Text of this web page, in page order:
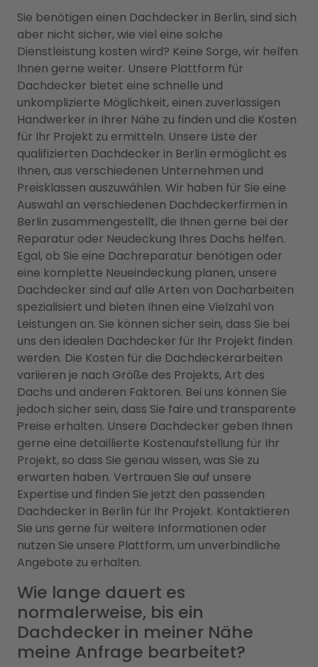
Sie benötigen einen Dachdecker in Berlin, sind sich
aber nicht sicher, wie viel eine solche
Dienstleistung kosten wird? Keine Sorge, wir helfen
Ihnen gerne weiter. Unsere Plattform für
Dachdecker bietet eine schnelle und
unkomplizierte Möglichkeit, einen zuverlässigen
Handwerker in Ihrer Nähe zu finden und die Kosten
für Ihr Projekt zu ermitteln. Unsere Liste der
qualifizierten Dachdecker in Berlin ermöglicht es
Ihnen, aus verschiedenen Unternehmen und
Preisklassen auszuwählen. Wir haben für Sie eine
Auswahl an verschiedenen Dachdeckerfirmen in
Berlin zusammengestellt, die Ihnen gerne bei der
Reparatur oder Neudeckung Ihres Dachs helfen.
Egal, ob Sie eine Dachreparatur benötigen oder
eine komplette Neueindeckung planen, unsere
Dachdecker sind auf alle Arten von Dacharbeiten
spezialisiert und bieten Ihnen eine Vielzahl von
Leistungen an. Sie können sicher sein, dass Sie bei
uns den idealen Dachdecker für Ihr Projekt finden
werden. Die Kosten für die Dachdeckerarbeiten
variieren je nach Größe des Projekts, Art des
Dachs und anderen Faktoren. Bei uns können Sie
jedoch sicher sein, dass Sie faire und transparente
Preise erhalten. Unsere Dachdecker geben Ihnen
gerne eine detaillierte Kostenaufstellung für Ihr
Projekt, so dass Sie genau wissen, was Sie zu
erwarten haben. Vertrauen Sie auf unsere
Expertise und finden Sie jetzt den passenden
Dachdecker in Berlin für Ihr Projekt. Kontaktieren
Sie uns gerne für weitere Informationen oder
nutzen Sie unsere Plattform, um unverbindliche
Angebote zu erhalten.
Wie lange dauert es
normalerweise, bis ein
Dachdecker in meiner Nähe
meine Anfrage bearbeitet?